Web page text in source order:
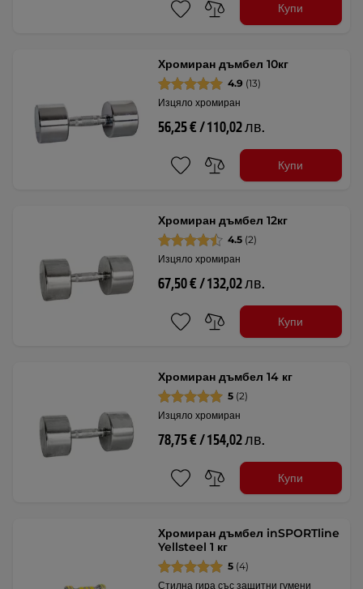
Купи
Хромиран дъмбел 10кг
4.9 (13)
Изцяло хромиран
56,25 € / 110,02 лв.
Купи
Хромиран дъмбел 12кг
4.5 (2)
Изцяло хромиран
67,50 € / 132,02 лв.
Купи
Хромиран дъмбел 14 кг
5 (2)
Изцяло хромиран
78,75 € / 154,02 лв.
Купи
Хромиран дъмбел inSPORTline
Yellsteel 1 кг
5 (4)
Стилна гира със защитни гумени